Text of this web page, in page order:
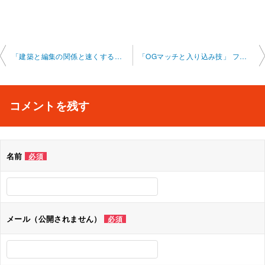
投
ビ
シ
「建築と編集の関係と速くするには」 フォートナイト オ ンラインレッスン 2025-1-9-no0011-0032 「OGマッチと入り込み技」 フォートナイト オンラインレ ッスン 2025-1-17-no0011-0023
コメントを残す
名前 必須
メール（公開されません） 必須